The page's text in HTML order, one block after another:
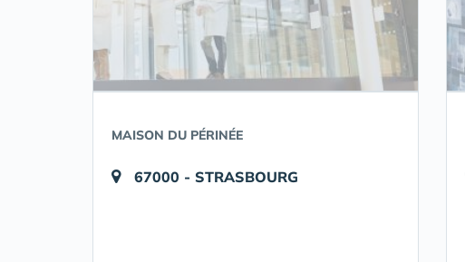
MAISON DU PÉRINÉE
67000 - STRASBOURG